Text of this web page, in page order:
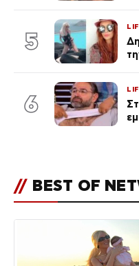
5
6
// BEST OF